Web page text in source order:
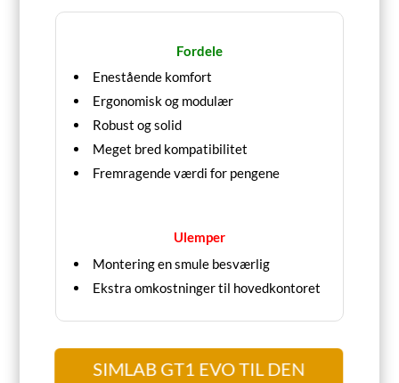
Fordele
Enestående komfort
Ergonomisk og modulær
Robust og solid
Meget bred kompatibilitet
Fremragende værdi for pengene
Ulemper
Montering en smule besværlig
Ekstra omkostninger til hovedkontoret
SIMLAB GT1 EVO TIL DEN